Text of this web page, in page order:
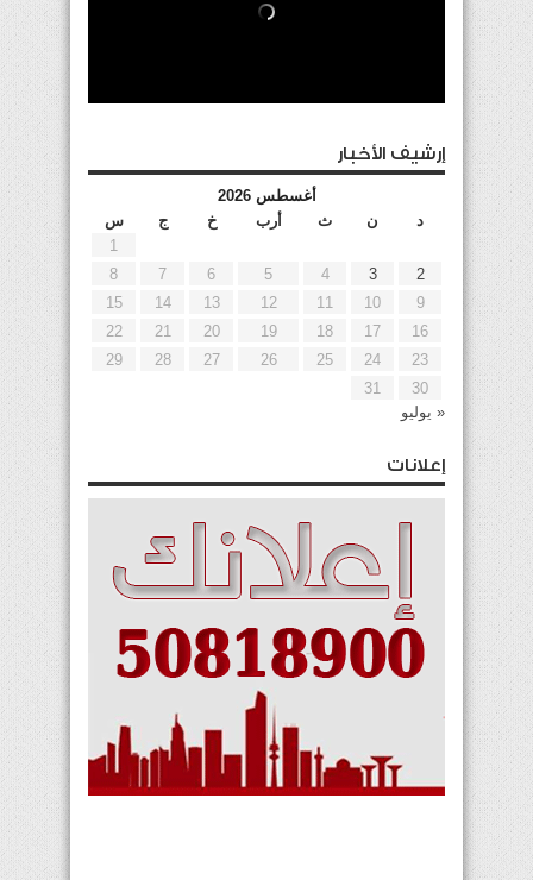
إرشيف الأخبار
أغسطس 2026
د
ن ث أرب خ ج
س
1
2
3
4
5
6
7
8
9
10
11
12
13
14
15
16
17
18
19
20
21
22
23
24
25
26
27
28
29
30
31
« يوليو
إعلانات